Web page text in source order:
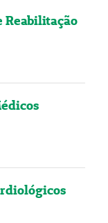
Reabilitação